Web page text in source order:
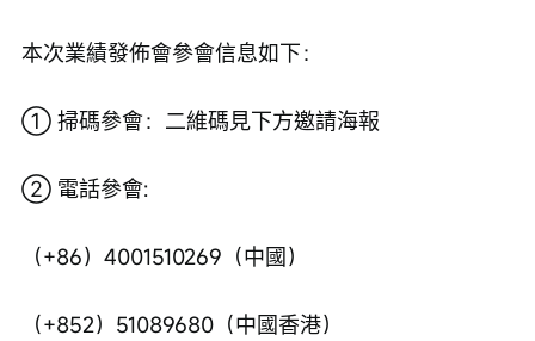
本次業績發佈會參會信息如下：
① 掃碼參會：二維碼見下方邀請海報
② 電話參會:
（+86）4001510269（中國）
（+852）51089680（中國香港）